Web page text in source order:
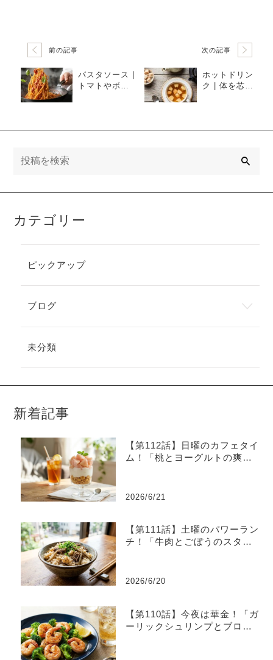
前の記事
パスタソース |
トマトやボン
タリアンレシ
次の記事
ホットドリン
ク | 体を芯か
トワインとア
カテゴリー
ピックアップ
ブログ
未分類
新着記事
【第112話】日曜のカフェタイ
ム！「桃とヨーグルトの爽や
2026/6/21
【第111話】土曜のパワーラン
チ！「牛肉とごぼうのスタミ
2026/6/20
【第110話】今夜は華金！「ガ
ーリックシュリンプとブロッ